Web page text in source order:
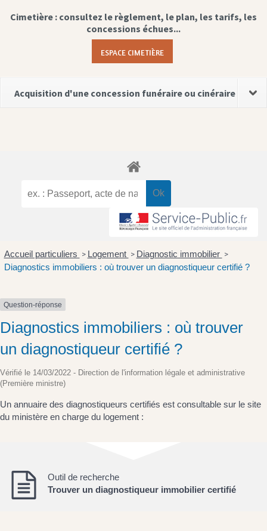
Cimetière : consultez le règlement, le plan, les tarifs, les
concessions échues...
ESPACE CIMETIÈRE
Acquisition d'une concession funéraire ou cinéraire
Accueil particuliers > Logement > Diagnostic immobilier >
Diagnostics immobiliers : où trouver un diagnostiqueur certifié ?
Question-réponse
Diagnostics immobiliers : où trouver
un diagnostiqueur certifié ?
Vérifié le 14/03/2022 - Direction de l'information légale et administrative
(Première ministre)
Un annuaire des diagnostiqueurs certifiés est consultable sur le site
du ministère en charge du logement :
Outil de recherche
Trouver un diagnostiqueur immobilier certifié